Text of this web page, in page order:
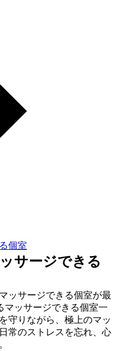
個室
サージできる
ッサージできる個室が最
マッサージできる個室一
守りながら、極上のマッ
常のストレスを忘れ、心